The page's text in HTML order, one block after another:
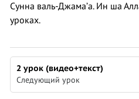
Сунна валь-Джама’а. Ин ша
уроках.
2 урок (видео+текст)
Следующий урок